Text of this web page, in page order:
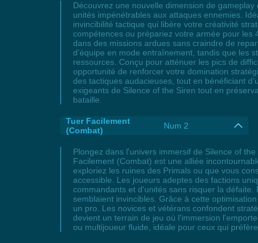
Découvrez une nouvelle dimension de
unités impénétrables aux attaques ennemies.
invincibilité tactique qui libère votre créativité
compétences ou prépariez votre armée pour
dans des missions ardues sans craindre de
d’équipe en mode entraînement, tandis que les
ressources. Conçu pour atténuer les pics de
opportunité de renforcer votre domination
des tactiques audacieuses, tout en bénéficiant
exigeants de Silence of the Siren tout en
bataille.
Tuer Facilement
(Combat)
Num 2
Plongez dans l'univers immersif de Silence of
Facilement (Combat) est une alliée
exploriez les ruines des Primals ou que vous
accessible. Les joueurs adeptes des factions
commandants et d'unités sans risquer la
semblaient invincibles. Grâce à cette
un pro. Les novices et vétérans confondent
devient un terrain de jeu où l'immersion
ou multijoueur fluide, idéale pour ceux qui